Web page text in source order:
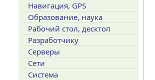
Навигация, GPS
Образование, наука
Рабочий стол, десктоп
Разработчику
Серверы
Сети
Система